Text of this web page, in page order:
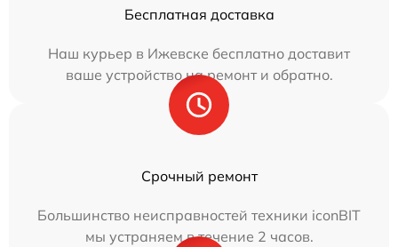
Бесплатная доставка
Наш курьер в Ижевске бесплатно доставит
ваше устройство на ремонт и обратно.
Срочный ремонт
Большинство неисправностей техники iconBIT
мы устраняем в течение 2 часов.